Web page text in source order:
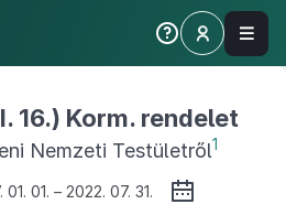
16.) Korm. rendelet
Nemzeti Testületről1
01. – 2022. 07. 31.